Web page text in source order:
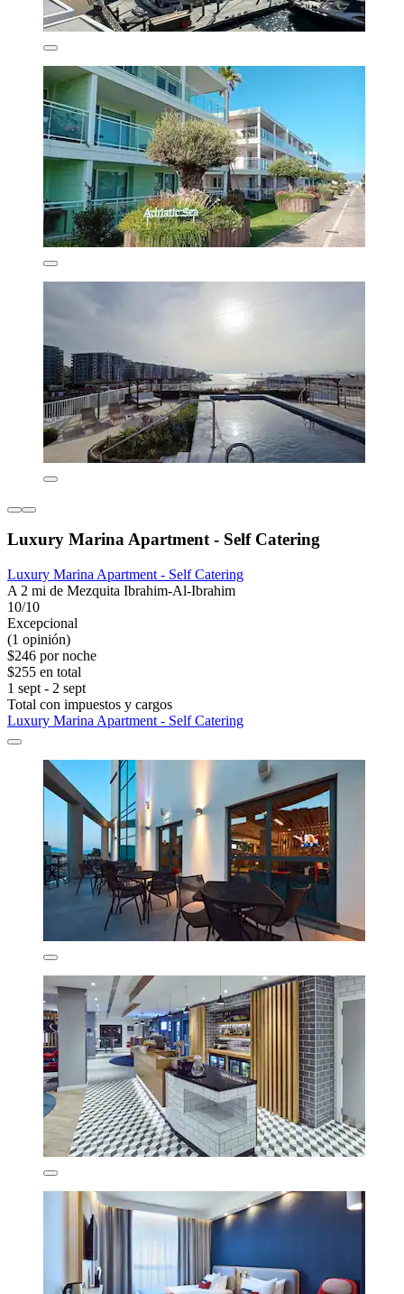
Luxury Marina Apartment - Self Catering
Luxury Marina Apartment - Self Catering
A 2 mi de Mezquita Ibrahim-Al-Ibrahim
10/10
Excepcional
(1 opinión)
$246 por noche
$255 en total
1 sept - 2 sept
Total con impuestos y cargos
Luxury Marina Apartment - Self Catering